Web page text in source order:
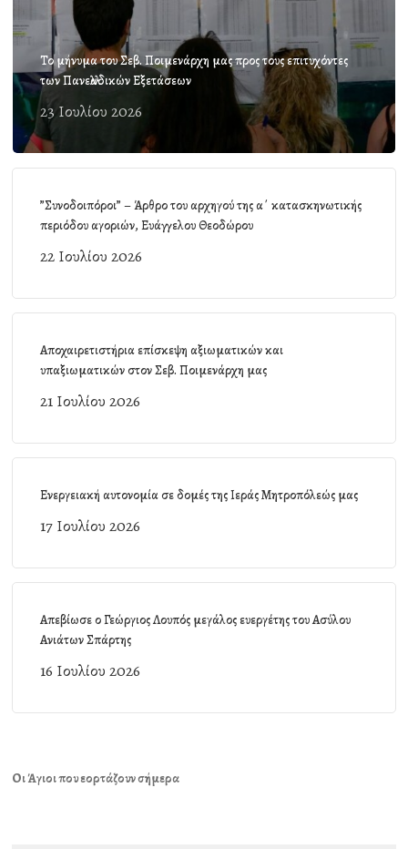
Το μήνυμα του Σεβ. Ποιμενάρχη μας προς τους επιτυχόντες
των Πανελλαδικών Εξετάσεων
23 Ιουλίου 2026
”Συνοδοιπόροι” – Άρθρο του αρχηγού της α΄ κατασκηνωτικής
περιόδου αγοριών, Ευάγγελου Θεοδώρου
22 Ιουλίου 2026
Αποχαιρετιστήρια επίσκεψη αξιωματικών και
υπαξιωματικών στον Σεβ. Ποιμενάρχη μας
21 Ιουλίου 2026
Ενεργειακή αυτονομία σε δομές της Ιεράς Μητροπόλεώς μας
17 Ιουλίου 2026
Απεβίωσε ο Γεώργιος Λουπός μεγάλος ευεργέτης του Ασύλου
Ανιάτων Σπάρτης
16 Ιουλίου 2026
Οι Άγιοι που εορτάζουν σήμερα